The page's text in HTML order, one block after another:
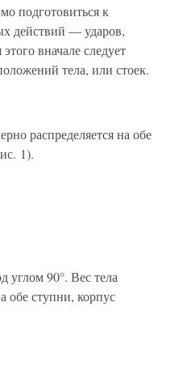
подготовиться к
действий — ударов,
вначале следует
тела, или стоек.
распределяется на обе
1).
углом 90°. Вес тела
обе ступни, корпус